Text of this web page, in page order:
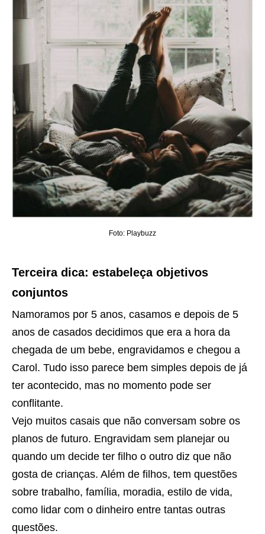
Foto: Playbuzz
Terceira dica: estabeleça objetivos
conjuntos
Namoramos por 5 anos, casamos e depois de 5
anos de casados decidimos que era a hora da
chegada de um bebe, engravidamos e chegou a
Carol. Tudo isso parece bem simples depois de já
ter acontecido, mas no momento pode ser
conflitante.
Vejo muitos casais que não conversam sobre os
planos de futuro. Engravidam sem planejar ou
quando um decide ter filho o outro diz que não
gosta de crianças. Além de filhos, tem questões
sobre trabalho, família, moradia, estilo de vida,
como lidar com o dinheiro entre tantas outras
questões.